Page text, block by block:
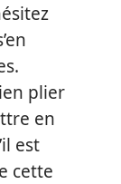
plier
en
est
cette